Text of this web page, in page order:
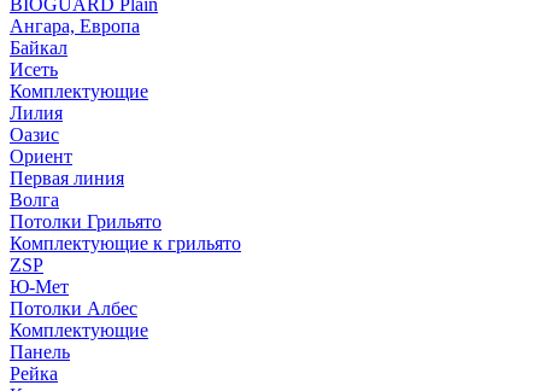
BIOGUARD Plain
Ангара, Европа
Байкал
Исеть
Комплектующие
Лилия
Оазис
Ориент
Первая линия
Волга
Потолки Грильято
Комплектующие к грильято
ZSP
Ю-Мет
Потолки Албес
Комплектующие
Панель
Рейка